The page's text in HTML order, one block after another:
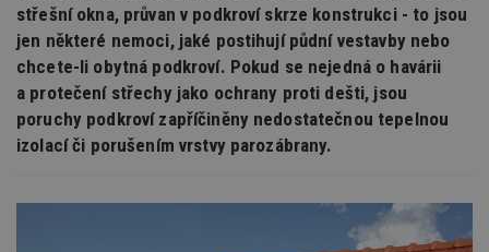
střešní okna, průvan v podkroví skrze konstrukci - to jsou
jen některé nemoci, jaké postihují půdní vestavby nebo
chcete-li obytná podkroví. Pokud se nejedná o havárii
a protečení střechy jako ochrany proti dešti, jsou
poruchy podkroví zapříčiněny nedostatečnou tepelnou
izolací či porušením vrstvy parozábrany.